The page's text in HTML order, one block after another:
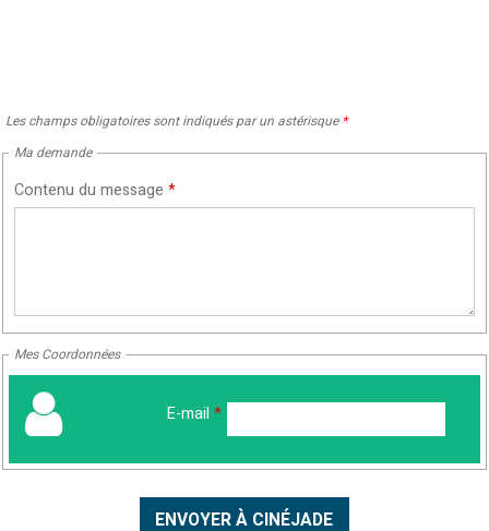
Les champs obligatoires sont indiqués par un astérisque *
Ma demande
Contenu du message *
Mes Coordonnées
E-mail *